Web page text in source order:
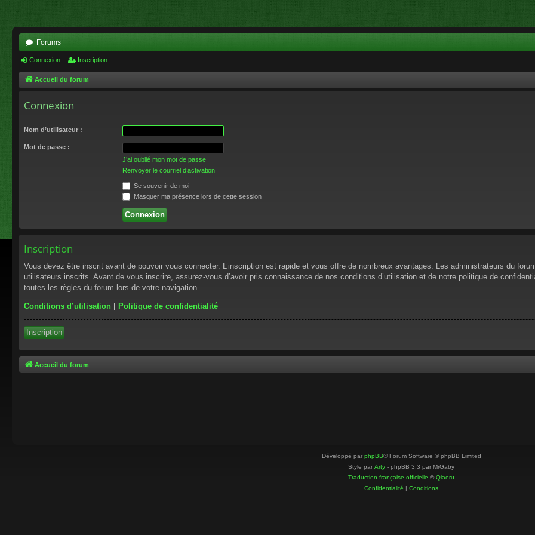
Forums
Connexion Inscription
Accueil du forum
Connexion
Nom d’utilisateur :
Mot de passe :
J’ai oublié mon mot de passe
Renvoyer le courriel d’activation
Se souvenir de moi
Masquer ma présence lors de cette session
Inscription
Vous devez être inscrit avant de pouvoir vous connecter. L’inscription est rapide et vous offre de nombreux avantages. Les administrateurs du
utilisateurs inscrits. Avant de vous inscrire, assurez-vous d’avoir pris connaissance de nos conditions d’utilisation et de notre politique de
toutes les règles du forum lors de votre navigation.
Conditions d’utilisation | Politique de confidentialité
Inscription
Accueil du forum
Développé par phpBB® Forum Software © phpBB Limited
Style par Arty - phpBB 3.3 par MrGaby
Traduction française officielle ©Qiaeru
Confidentialité | Conditions